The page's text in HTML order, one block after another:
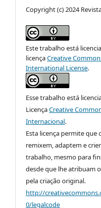
Copyright (c) 2024
Este trabalho está
licençaCreative
International License.
Esse trabalho está
LicençaCreative
Internacional.
Esta licença permite
remixem, adaptem e
trabalho, mesmo para
desde que lhe atribuam
pela criação original.
http://
0/legalcode